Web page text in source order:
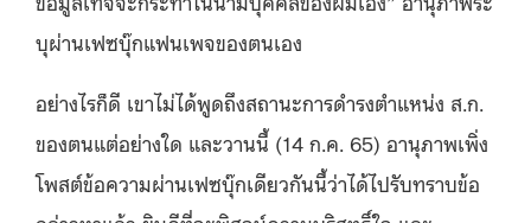
บุผ่านเฟซบุ๊กแฟนเพจของตนเอง
อย่างไรก็ดี เขาไม่ได้พูดถึงสถานะการดำรงตำแหน่ง ส.ก.
ของตนแต่อย่างใด และวานนี้ (14 ก.ค. 65) อานุภาพเพิ่ง
โพสต์ข้อความผ่านเฟซบุ๊กเดียวกันนี้ว่าได้ไปรับทราบข้อ